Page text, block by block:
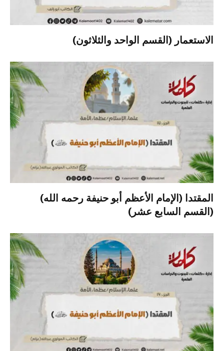
الاستعمار (القسم الواحد والثلاثون)
المقتدا (الإمام الأعظم أبو حنيفة رحمه الله)
(القسم السابع عشر)